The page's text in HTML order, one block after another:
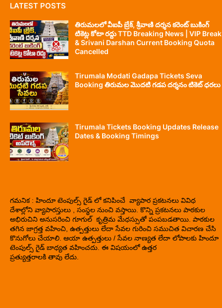
LATEST POSTS
తిరుమలలో వీఐపీ బ్రేక్, శ్రీవాణి దర్శన కరెంట్ బుకింగ్
టికెట్ల కోటా రద్దు TTD Breaking News | VIP Break
& Srivani Darshan Current Booking Quota
Cancelled
Tirumala Modati Gadapa Tickets Seva
Booking తిరుమల మొదటి గడప దర్శనం టికెట్ ధరలు
Tirumala Tickets Booking Updates Release
Dates & Booking Timings
గమనిక : హిందూ టెంపుల్స్ గైడ్ లో కనిపించే వ్యాపార ప్రకటనలు వివిధ
దేశాల్లోని వ్యాపారస్తులు , సంస్థల నుంచి వస్తాయి. కొన్ని ప్రకటనలు పాఠకుల
అభిరుచిని అనుసరించి గూగుల్ కృత్రిమ మేధస్సుతో పంపబడతాయి. పాఠకుల
తగిన జాగ్రత్త వహించి, ఉత్పత్తులు లేదా సేవల గురించి సముచిత విచారణ చేసి
కొనుగోలు చేయాలి. ఆయా ఉత్పత్తులు / సేవల నాణ్యత లేదా లోపాలకు హిందూ
టెంపుల్స్ గైడ్ బాధ్యత వహించదు. ఈ విషయంలో ఉత్తర
ప్రత్యుత్తరాలకి తావు లేదు.